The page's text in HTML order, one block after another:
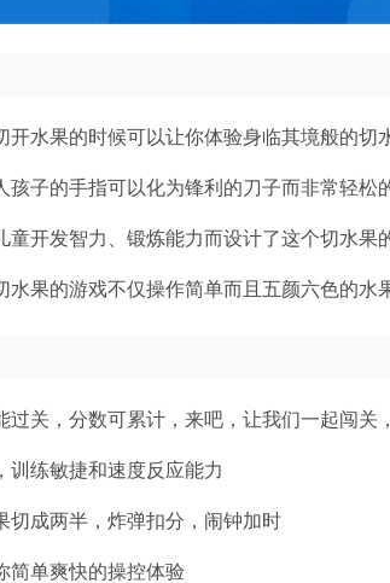
开水果的时候可以让你体验身临其境般的切
孩子的手指可以化为锋利的刀子而非常轻松
童开发智力、锻炼能力而设计了这个切水果
水果的游戏不仅操作简单而且五颜六色的水
过关，分数可累计，来吧，让我们一起闯关
训练敏捷和速度反应能力
切成两半，炸弹扣分，闹钟加时
简单爽快的操控体验